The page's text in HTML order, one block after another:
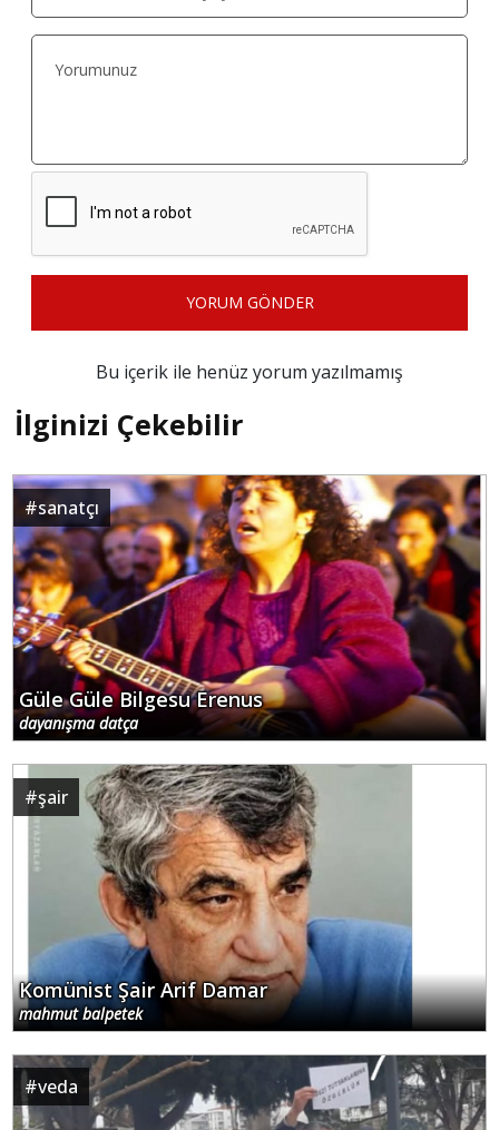
YORUM GÖNDER
Bu içerik ile henüz yorum yazılmamış
İlginizi Çekebilir
#sanatçı
Güle Güle Bilgesu Erenus
dayanışma datça
#şair
Komünist Şair Arif Damar
mahmut balpetek
#veda